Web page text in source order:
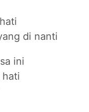
di nanti
ini
hati